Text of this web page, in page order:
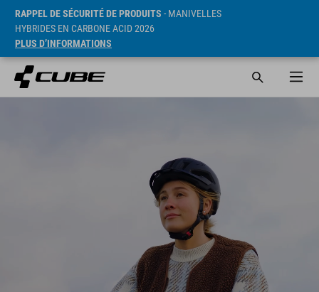
RAPPEL DE SÉCURITÉ DE PRODUITS - MANIVELLES
HYBRIDES EN CARBONE ACID 2026
PLUS D’INFORMATIONS